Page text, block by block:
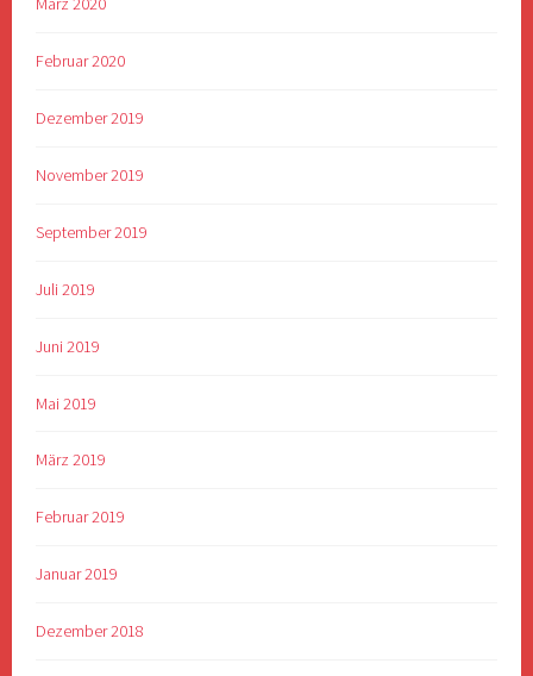
Februar 2020
Dezember 2019
November 2019
September 2019
Juli 2019
Juni 2019
Mai 2019
März 2019
Februar 2019
Januar 2019
Dezember 2018